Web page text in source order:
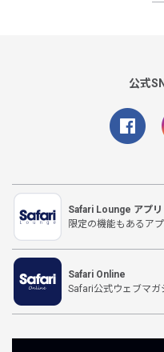
公式
Safari Lounge アプリ
限定の機能もあるア
Safari Online
Safari公式ウェブマガ